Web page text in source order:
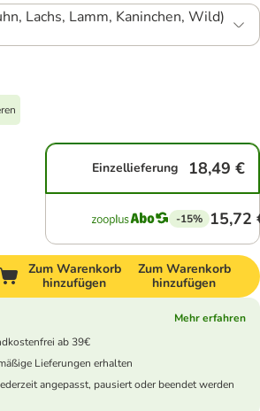
Lachs, Lamm, Kaninchen, Wild)
Einzellieferung 18,49 €
-15% 15,72
Zum Warenkorb
hinzufügen
Zum Warenkorb
hinzufügen
Mehr erfahren
ab 39€
Lieferungen erhalten
angepasst, pausiert oder beendet werden